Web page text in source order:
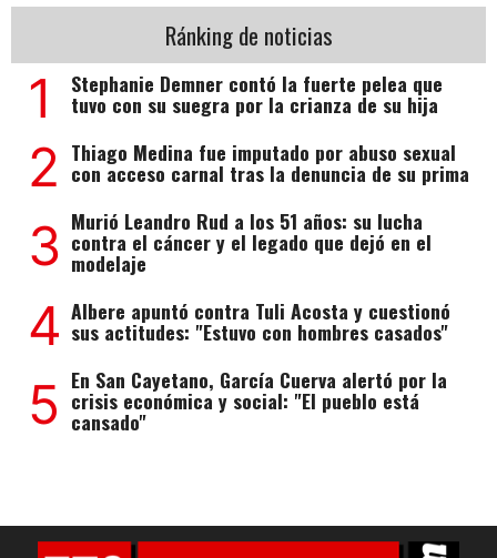
Ránking de noticias
1 Stephanie Demner contó la fuerte pelea que
tuvo con su suegra por la crianza de su hija
2 Thiago Medina fue imputado por abuso sexual
con acceso carnal tras la denuncia de su prima
3 Murió Leandro Rud a los 51 años: su lucha
contra el cáncer y el legado que dejó en el
modelaje
4 Albere apuntó contra Tuli Acosta y cuestionó
sus actitudes: "Estuvo con hombres casados"
5 En San Cayetano, García Cuerva alertó por la
crisis económica y social: "El pueblo está
cansado"